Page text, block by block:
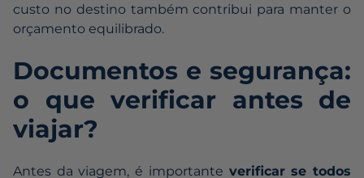
custo no destino também contribui para manter o
orçamento equilibrado.
Documentos e segurança:
o que verificar antes de
viajar?
Antes da viagem, é importante verificar se todos